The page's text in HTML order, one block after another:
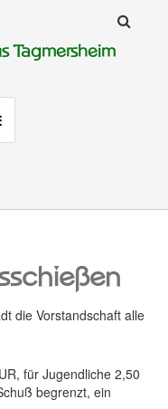
Tagmersheim
die Vorstandschaft alle
für Jugendliche 2,50
begrenzt, ein